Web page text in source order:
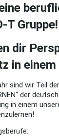
T Gruppe!
dir
in
sind wir Teil
der
in einem